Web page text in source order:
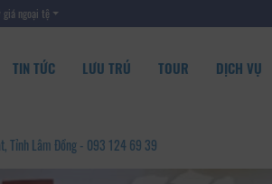
giá ngoại tệ
TIN TỨC LƯU TRÚ TOUR DỊCH VỤ
Tỉnh Lâm Đồng - 093 124 69 39